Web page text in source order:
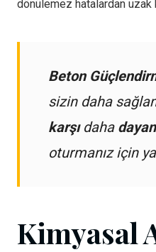
dönülemez hatalardan uzak
Beton
sizin daha
karşıdaha
oturmanız için
Kimyasal